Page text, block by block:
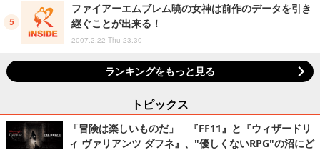
ファイアーエムブレム暁の女神は前作のデータを引き
継ぐことが出来る！
2007.2.22 Thu 23:30
ランキングをもっと見る
トピックス
「冒険は楽しいものだ」 ─『FF11』と『ウィザードリ
ィ ヴァリアンツ ダフネ』、"優しくないRPG"の沼にど